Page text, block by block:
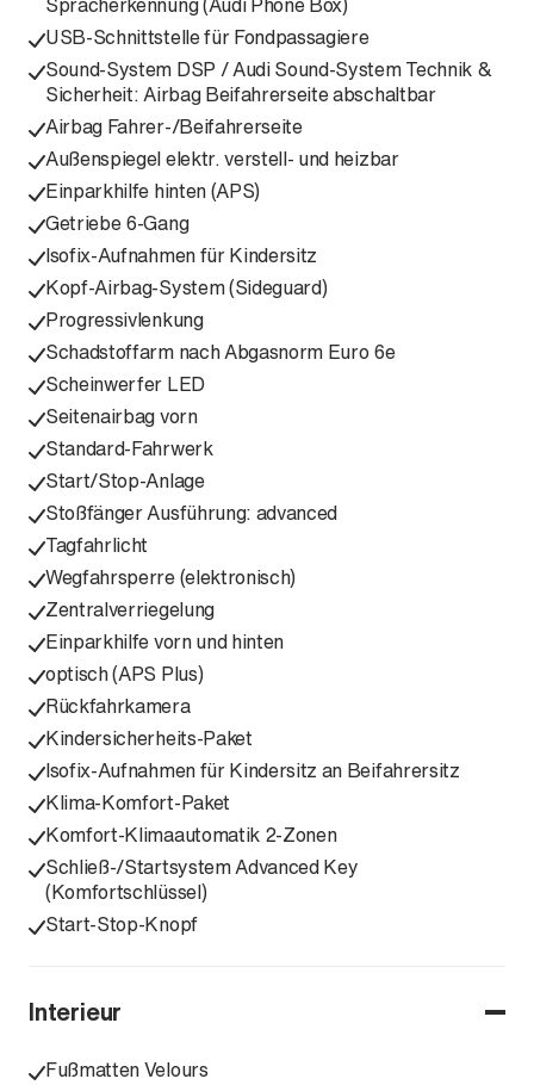
USB-Schnittstelle für Fondpassagiere
Sound-System DSP / Audi Sound-System Technik &
Sicherheit: Airbag Beifahrerseite abschaltbar
Airbag Fahrer-/Beifahrerseite
Außenspiegel elektr. verstell- und heizbar
Einparkhilfe hinten (APS)
Getriebe 6-Gang
Isofix-Aufnahmen für Kindersitz
Kopf-Airbag-System (Sideguard)
Progressivlenkung
Schadstoffarm nach Abgasnorm Euro 6e
Scheinwerfer LED
Seitenairbag vorn
Standard-Fahrwerk
Start/Stop-Anlage
Stoßfänger Ausführung: advanced
Tagfahrlicht
Wegfahrsperre (elektronisch)
Zentralverriegelung
Einparkhilfe vorn und hinten
optisch (APS Plus)
Rückfahrkamera
Kindersicherheits-Paket
Isofix-Aufnahmen für Kindersitz an Beifahrersitz
Klima-Komfort-Paket
Komfort-Klimaautomatik 2-Zonen
Schließ-/Startsystem Advanced Key
(Komfortschlüssel)
Start-Stop-Knopf
Interieur
Fußmatten Velours